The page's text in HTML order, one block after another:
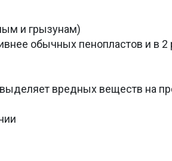
и грызунам)
обычных пенопластов и в
вредных веществ на